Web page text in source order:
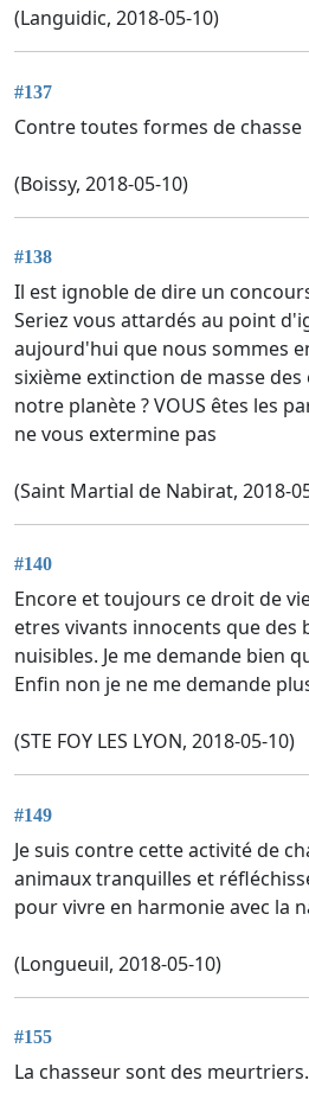
(Languidic, 2018-05-10)
#137
Contre toutes formes de chasse
(Boissy, 2018-05-10)
#138
Il est ignoble de dire un
Seriez vous attardés au point
aujourd'hui que nous sommes
sixième extinction de masse des
notre planète ? VOUS êtes les
ne vous extermine pas
(Saint Martial de Nabirat, 2018-
#140
Encore et toujours ce droit de
etres vivants innocents que des
nuisibles. Je me demande bien
Enfin non je ne me demande
(STE FOY LES LYON, 2018-05-10)
#149
Je suis contre cette activité de
animaux tranquilles et
pour vivre en harmonie avec la
(Longueuil, 2018-05-10)
#155
La chasseur sont des meurtriers.